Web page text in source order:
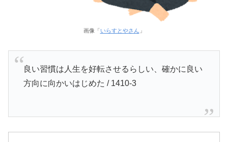
画像「いらすとやさん 」
良い習慣は人生を好転させるらしい、確かに良い
方向に向かいはじめた / 1410-3